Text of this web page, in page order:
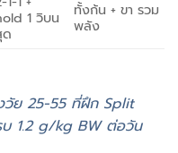
1 วิบน
ทั้งก้น + ขา รวม
พลัง
ย 25-55 ที่ฝึก Split
บ 1.2 g/kg BW ต่อวัน